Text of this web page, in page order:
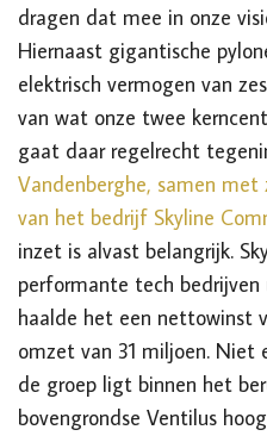
dragen dat mee in onze
Hiernaast gigantische
elektrisch vermogen van
van wat onze twee
gaat daar regelrecht
Vandenberghe, samen
van het bedrijf Skyline
inzet is alvast belangrijk.
performante tech
haalde het een nettowinst
omzet van 31 miljoen. Niet
de groep ligt binnen het
bovengrondse Ventilus